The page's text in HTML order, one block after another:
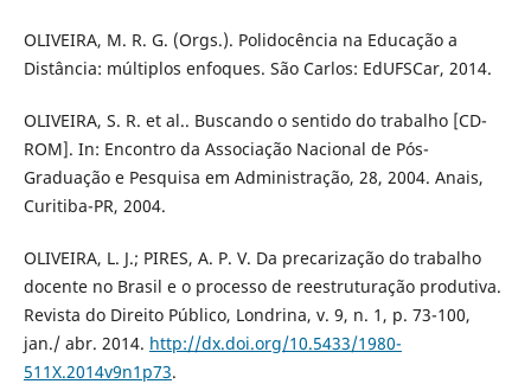
OLIVEIRA, M. R. G. (Orgs.). Polidocência na Educação a
Distância: múltiplos enfoques. São Carlos: EdUFSCar, 2014.
OLIVEIRA, S. R. et al.. Buscando o sentido do trabalho [CD-
ROM]. In: Encontro da Associação Nacional de Pós-
Graduação e Pesquisa em Administração, 28, 2004. Anais,
Curitiba-PR, 2004.
OLIVEIRA, L. J.; PIRES, A. P. V. Da precarização do trabalho
docente no Brasil e o processo de reestruturação produtiva.
Revista do Direito Público, Londrina, v. 9, n. 1, p. 73-100,
jan./ abr. 2014. http://dx.doi.org/10.5433/1980-
511X.2014v9n1p73.